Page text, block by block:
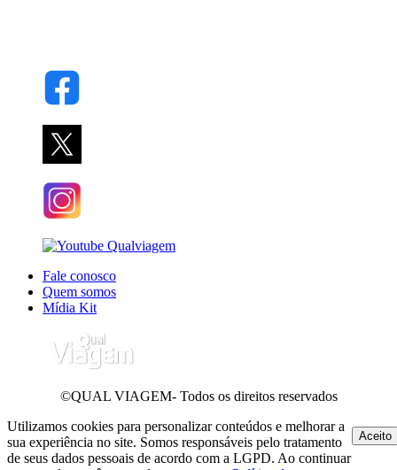
Fale conosco
Quem somos
Mídia Kit
©QUAL VIAGEM- Todos os direitos reservados
Utilizamos cookies para personalizar conteúdos e melhorar a
sua experiência no site. Somos responsáveis pelo tratamento
de seus dados pessoais de acordo com a LGPD. Ao continuar
Aceito